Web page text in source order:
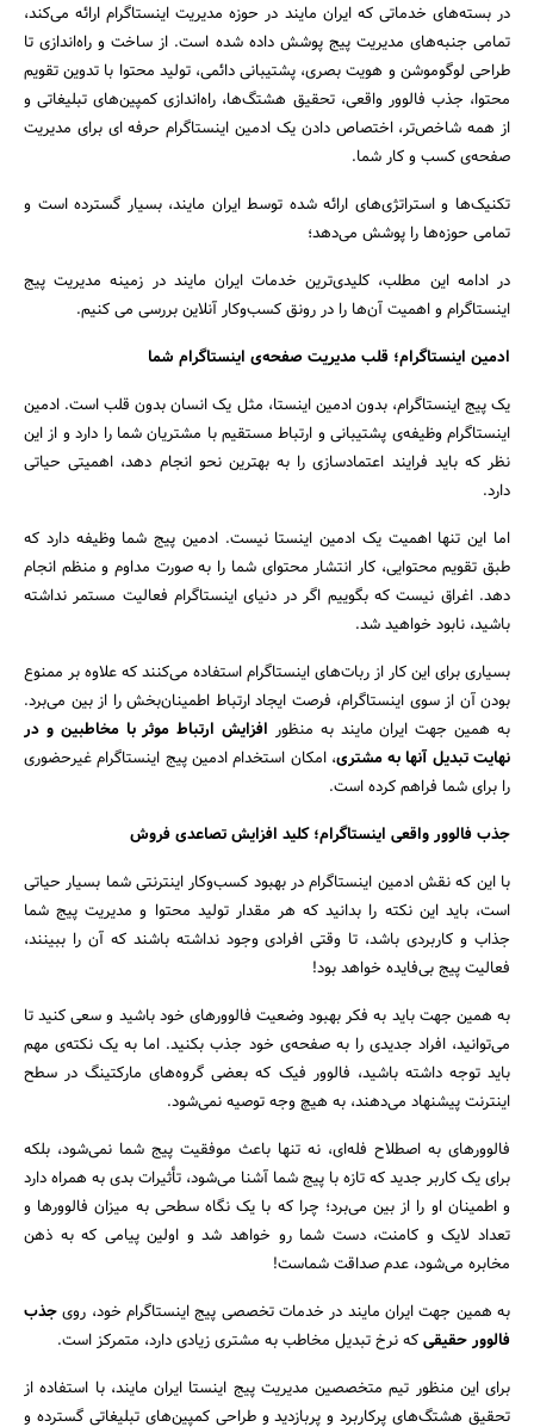
در بسته‌های خدماتی که ایران مایند در حوزه مدیریت اینستاگرام ارائه می‌کند،
تمامی جنبه‌های مدیریت پیج پوشش داده شده است. از ساخت و راه‌اندازی تا
طراحی لوگوموشن و هویت بصری، پشتیبانی دائمی، تولید محتوا با تدوین تقویم
محتوا، جذب فالوور واقعی، تحقیق هشتگ‌ها، راه‌اندازی کمپین‌های تبلیغاتی و
از همه شاخص‌تر، اختصاص دادن یک ادمین اینستاگرام حرفه ای برای مدیریت
صفحه‌ی کسب و کار شما.
تکنیک‌ها و استراتژی‌های ارائه شده توسط ایران مایند، بسیار گسترده است و
تمامی حوزه‌ها را پوشش می‌دهد؛
در ادامه این مطلب، کلیدی‌ترین خدمات ایران مایند در زمینه مدیریت پیج
اینستاگرام و اهمیت آن‌ها را در رونق کسب‌وکار آنلاین بررسی می کنیم.
ادمین اینستاگرام؛ قلب مدیریت صفحه‌ی اینستاگرام شما
یک پیج اینستاگرام، بدون ادمین اینستا، مثل یک انسان بدون قلب است. ادمین
اینستاگرام وظیفه‌ی پشتیبانی و ارتباط مستقیم با مشتریان شما را دارد و از این
نظر که باید فرایند اعتمادسازی را به بهترین نحو انجام دهد، اهمیتی حیاتی
دارد.
اما این تنها اهمیت یک ادمین اینستا نیست. ادمین پیج شما وظیفه دارد که
طبق تقویم محتوایی، کار انتشار محتوای شما را به صورت مداوم و منظم انجام
دهد. اغراق نیست که بگوییم اگر در دنیای اینستاگرام فعالیت مستمر نداشته
باشید، نابود خواهید شد.
بسیاری برای این کار از ربات‌های اینستاگرام استفاده می‌کنند که علاوه بر ممنوع
بودن آن از سوی اینستاگرام، فرصت ایجاد ارتباط اطمینان‌بخش را از بین می‌برد.
به همین جهت ایران مایند به منظور افزایش ارتباط موثر با مخاطبین و در
نهایت تبدیل آنها به مشتری، امکان استخدام ادمین پیج اینستاگرام غیرحضوری
را برای شما فراهم کرده است.
جذب فالوور واقعی اینستاگرام؛ کلید افزایش تصاعدی فروش
با این که نقش ادمین اینستاگرام در بهبود کسب‌وکار اینترنتی شما بسیار حیاتی
است، باید این نکته را بدانید که هر مقدار تولید محتوا و مدیریت پیج شما
جذاب و کاربردی باشد، تا وقتی افرادی وجود نداشته باشند که آن را ببینند،
فعالیت پیج بی‌فایده خواهد بود!
به همین جهت باید به فکر بهبود وضعیت فالوورهای خود باشید و سعی کنید تا
می‌توانید، افراد جدیدی را به صفحه‌ی خود جذب بکنید. اما به یک نکته‌ی مهم
باید توجه داشته باشید، فالوور فیک که بعضی گروه‌های مارکتینگ در سطح
اینترنت پیشنهاد می‌دهند، به هیچ وجه توصیه نمی‌شود.
فالوورهای به اصطلاح فله‌ای، نه تنها باعث موفقیت پیج شما نمی‌شود، بلکه
برای یک کاربر جدید که تازه با پیج شما آشنا می‌شود، تأثیرات بدی به همراه دارد
و اطمینان او را از بین می‌برد؛ چرا که با یک نگاه سطحی به میزان فالوورها و
تعداد لایک و کامنت، دست شما رو خواهد شد و اولین پیامی که به ذهن
مخابره می‌شود، عدم صداقت شماست!
به همین جهت ایران مایند در خدمات تخصصی پیج اینستاگرام خود، رویجذب
فالوور حقیقیکه نرخ تبدیل مخاطب به مشتری زیادی دارد، متمرکز است.
برای این منظور تیم متخصصین مدیریت پیج اینستا ایران مایند، با استفاده از
تحقیق هشتگ‌های پرکاربرد و پربازدید و طراحی کمپین‌های تبلیغاتی گسترده و